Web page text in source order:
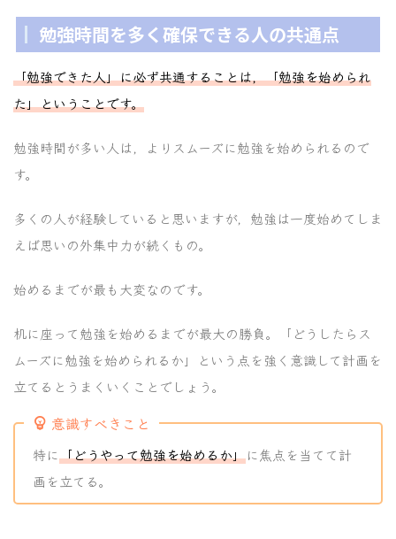
勉強時間を多く確保できる人の共通点
「勉強できた人」に必ず共通することは，「勉強を始められ
た」ということです。
勉強時間が多い人は，よりスムーズに勉強を始められるので
す。
多くの人が経験していると思いますが，勉強は一度始めてしま
えば思いの外集中力が続くもの。
始めるまでが最も大変なのです。
机に座って勉強を始めるまでが最大の勝負。「どうしたらス
ムーズに勉強を始められるか」という点を強く意識して計画を
立てるとうまくいくことでしょう。
意識すべきこと
特に「どうやって勉強を始めるか」に焦点を当てて計
画を立てる。